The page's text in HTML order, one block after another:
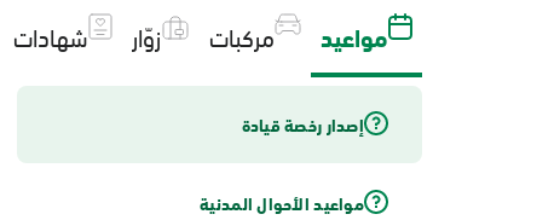
مواعيد مركبات زوّار شهادات
إصدار رخصة قيادة
مواعيد الأحوال المدنية